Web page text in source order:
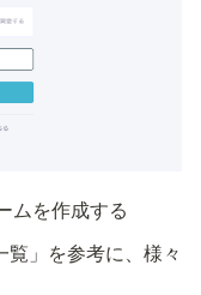
ムを作成する
」を参考に、様々